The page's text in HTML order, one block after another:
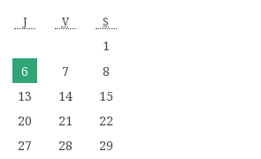
J V S
1
6 7
8
13 14
15
20 21
22
27 28
29